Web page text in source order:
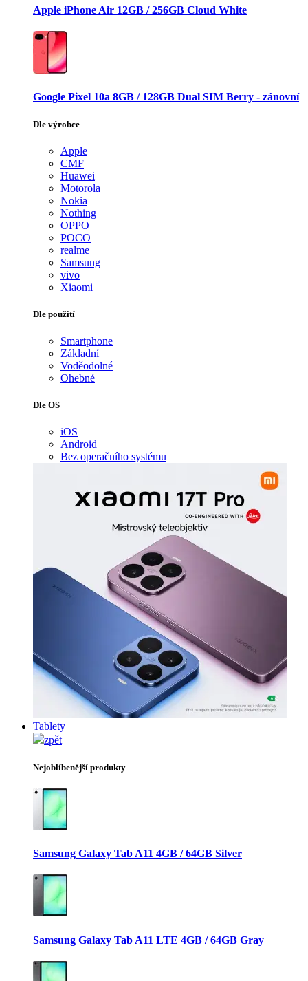
Apple iPhone Air 12GB / 256GB Cloud White
Google Pixel 10a 8GB / 128GB Dual SIM Berry - zánovní
Dle výrobce
Apple
CMF
Huawei
Motorola
Nokia
Nothing
OPPO
POCO
realme
Samsung
vivo
Xiaomi
Dle použití
Smartphone
Základní
Voděodolné
Ohebné
Dle OS
iOS
Android
Bez operačního systému
Tablety
zpět
Nejoblíbenější produkty
Samsung Galaxy Tab A11 4GB / 64GB Silver
Samsung Galaxy Tab A11 LTE 4GB / 64GB Gray